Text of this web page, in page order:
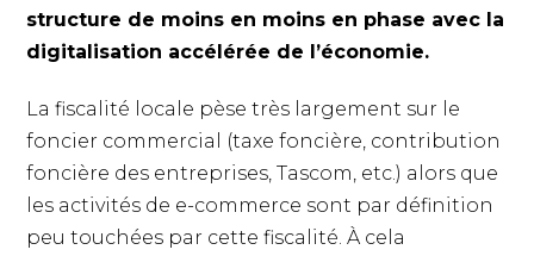
structure de moins en moins en phase avec la
digitalisation accélérée de l’économie.
La fiscalité locale pèse très largement sur le
foncier commercial (taxe foncière, contribution
foncière des entreprises, Tascom, etc.) alors que
les activités de e-commerce sont par définition
peu touchées par cette fiscalité. À cela